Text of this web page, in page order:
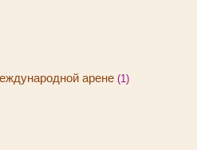
арене (1)